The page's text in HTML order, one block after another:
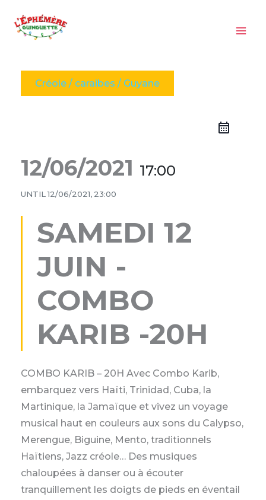
contenu
Créole / caraibes / Guyane
12/06/2021 17:00
UNTIL12/06/2021, 23:00
SAMEDI 12
JUIN -
COMBO
KARIB -20H
COMBO KARIB – 20H Avec Combo Karib,
embarquez vers Haïti, Trinidad, Cuba, la
Martinique, la Jamaïque et vivez un voyage
musical haut en couleurs aux sons du Calypso,
Merengue, Biguine, Mento, traditionnels
Haïtiens, Jazz créole… Des musiques
chaloupées à danser ou à écouter
tranquillement les doigts de pieds en éventail